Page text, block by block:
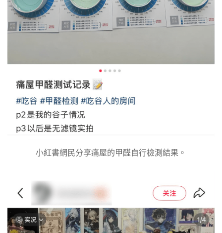
小紅書網民分享痛屋的甲醛自行檢測結果。